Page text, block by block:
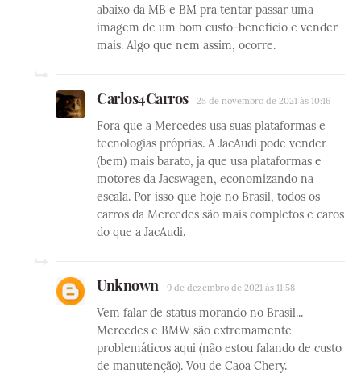
abaixo da MB e BM pra tentar passar uma
imagem de um bom custo-beneficio e vender
mais. Algo que nem assim, ocorre.
Carlos4Carros 25 de novembro de 2021 às 10:16
Fora que a Mercedes usa suas plataformas e
tecnologias próprias. A JacAudi pode vender
(bem) mais barato, ja que usa plataformas e
motores da Jacswagen, economizando na
escala. Por isso que hoje no Brasil, todos os
carros da Mercedes são mais completos e caros
do que a JacAudi.
Unknown 9 de dezembro de 2021 às 11:58
Vem falar de status morando no Brasil...
Mercedes e BMW são extremamente
problemáticos aqui (não estou falando de custo
de manutenção). Vou de Caoa Chery.